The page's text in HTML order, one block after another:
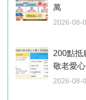
萬
2026-08-
200點
敬老愛
2026-08-